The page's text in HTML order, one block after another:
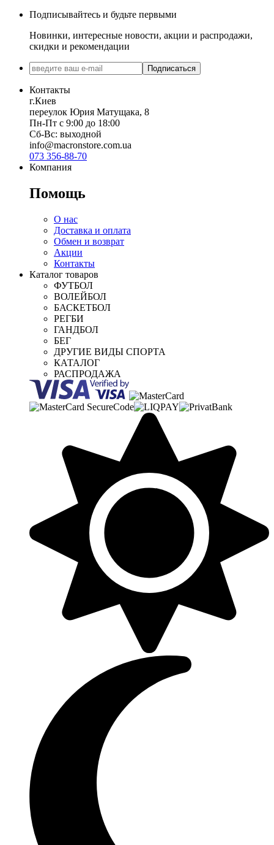
Подписывайтесь и будьте первыми
Новинки, интересные новости, акции и распродажи,
скидки и рекомендации
Подписаться
Контакты
г.Киев
переулок Юрия Матущака, 8
Пн-Пт с 9:00 до 18:00
Сб-Вс: выходной
info@macronstore.com.ua
073 356-88-70
Компания
Помощь
О нас
Доставка и оплата
Обмен и возврат
Акции
Контакты
Каталог товаров
ФУТБОЛ
ВОЛЕЙБОЛ
БАСКЕТБОЛ
РЕГБИ
ГАНДБОЛ
БЕГ
ДРУГИЕ ВИДЫ СПОРТА
КАТАЛОГ
РАСПРОДАЖА